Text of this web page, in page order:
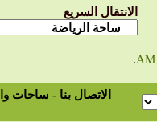
الانتقال السريع
.
الاتصال بنا - ساحات